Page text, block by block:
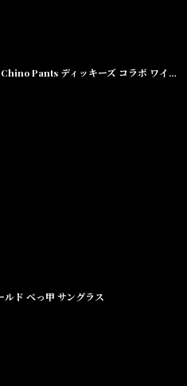
【F.A.T. × Dickies チノパン メンズファッション 通販 沖縄 】FAT Biggies Wide Chino Pants ディッキーズ コラボ ワイド チノパン ブラック
ド べっ甲 サングラス